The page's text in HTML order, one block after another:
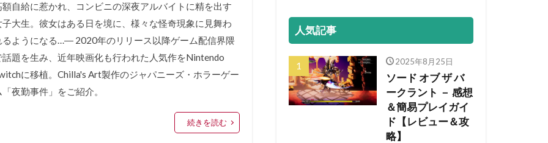
額自給に惹かれ、コンビニの深夜アルバイトに精を出す
子大生。彼女はある日を境に、様々な怪奇現象に見舞わ
るようになる…― 2020年のリリース以降ゲーム配信界隈
話題を生み、近年映画化も行われた人気作をNintendo
に移植。Chilla's Art製作のジャパニーズ・ホラーゲー
「夜勤事件」をご紹介。
続きを読む
人気記事
2025年8月25日
ソード オブ ザ バ
ークラント － 感想
＆簡易プレイガイ
ド【レビュー＆攻
略】